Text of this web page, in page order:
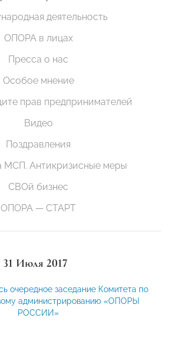
деятельность
ОПОРА в лицах
Пресса о нас
Особое мнение
прав предпринимателей
Видео
Поздравления
МСП. Антикризисные меры
СВОй бизнес
ОПОРА — СТАРТ
31 Июля 2017
очередное заседание Комитета по
администрированию «ОПОРЫ
РОССИИ»